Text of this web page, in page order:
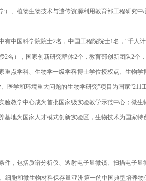
、植物生物技术与遗传资源利用教育部工程研究
国科学院院士2名，中国工程院院士1名，“千人
名），国家创新研究群体2个，教育部创新团队2个
学科、生物学一级学科博士学位授权点、生物学
医学和环境重大问题的生物学研究”项目为国家
验教学中心成为首批国家级实验教学示范中心；微
地为国家人才模式创新实验区，生物技术为国家
，包括质谱分析仪、透射电子显微镜、扫描电子
胞和微生物材料保存量亚洲第一的中国典型培养